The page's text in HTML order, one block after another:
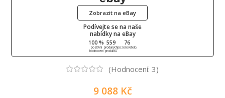
Podívejte se na naše
nabídky na eBay
100 %
pozitivní
hodnocení
559
prodaných
produktů
76
pozorovatelů
Zobrazit na eBay
(Hodnocení: 3)
9 088 Kč